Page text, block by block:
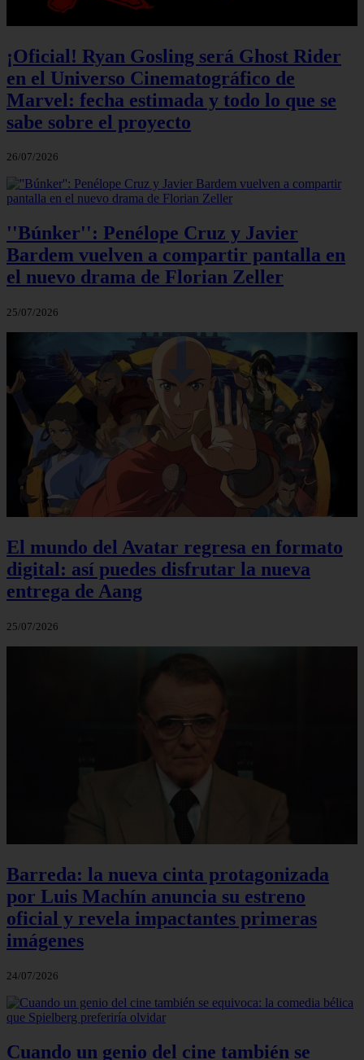
¡Oficial! Ryan Gosling será Ghost Rider
en el Universo Cinematográfico de
Marvel: fecha estimada y todo lo que se
sabe sobre el proyecto
26/07/2026
''Búnker'': Penélope Cruz y Javier
Bardem vuelven a compartir pantalla en
el nuevo drama de Florian Zeller
25/07/2026
El mundo del Avatar regresa en formato
digital: así puedes disfrutar la nueva
entrega de Aang
25/07/2026
Barreda: la nueva cinta protagonizada
por Luis Machín anuncia su estreno
oficial y revela impactantes primeras
imágenes
24/07/2026
Cuando un genio del cine también se